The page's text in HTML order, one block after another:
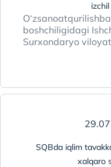
boshchiligidagi
Surxondaryo
SQBda iqlim
xalqaro